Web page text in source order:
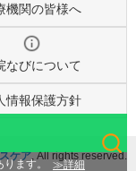
検索
ます。 詳細
機関の皆様へ
なびについて
情報保護方針
ケア, All rights reserved.